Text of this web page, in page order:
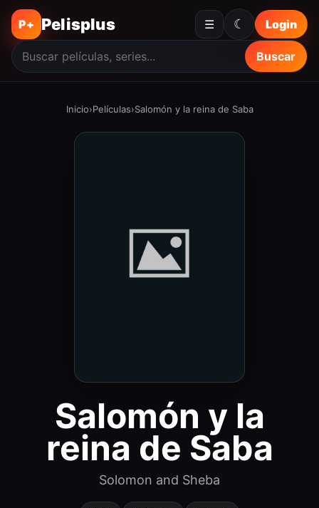
P+ Pelisplus ☰
Buscar
Login
☾
Inicio›Películas›Salomón y la reina de Saba
Salomón y la
reina de Saba
Solomon and Sheba